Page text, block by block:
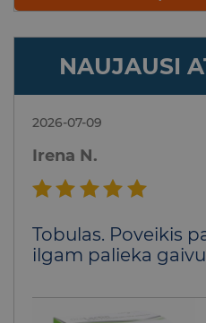
NAUJAUSI
2026-07-09
Irena N.
5iš 5
Tobulas. Poveikis
ilgam palieka